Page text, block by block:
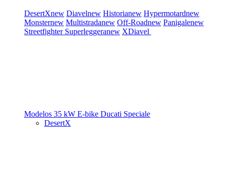
DesertXnew Diavelnew Historianew Hypermotardnew
Monsternew Multistradanew Off-Roadnew Panigalenew
Streetfighter Superleggeranew XDiavel
Modelos 35 kW E-bike Ducati Speciale
DesertX